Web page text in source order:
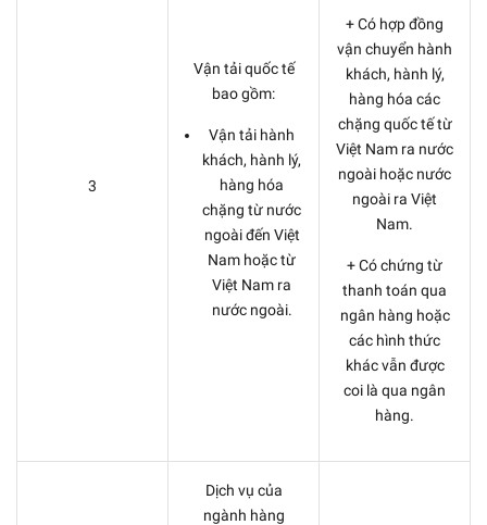
3
Vận tải quốc tế
bao gồm:
Vận tải hành
khách, hành lý,
hàng hóa
chặng từ nước
ngoài đến Việt
Nam hoặc từ
Việt Nam ra
nước ngoài.
+ Có hợp đồng
vận chuyển hành
khách, hành lý,
hàng hóa các
chặng quốc tế từ
Việt Nam ra nước
ngoài hoặc nước
ngoài ra Việt
Nam.
+ Có chứng từ
thanh toán qua
ngân hàng hoặc
các hình thức
khác vẫn được
coi là qua ngân
hàng.
Dịch vụ của
ngành hàng